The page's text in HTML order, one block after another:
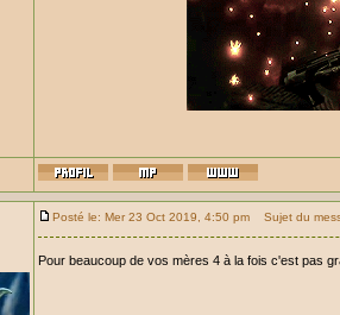
Posté le: Mer 23 Oct 2019, 4:50 pm Sujet du
Pour beaucoup de vos mères 4 à la fois c'est pas